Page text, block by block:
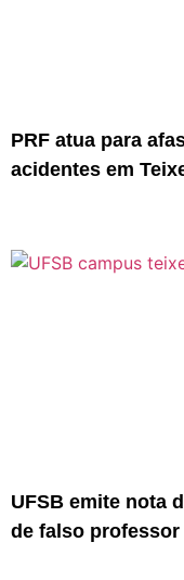
PRF atua para
acidentes em
UFSB emite nota
de falso professor